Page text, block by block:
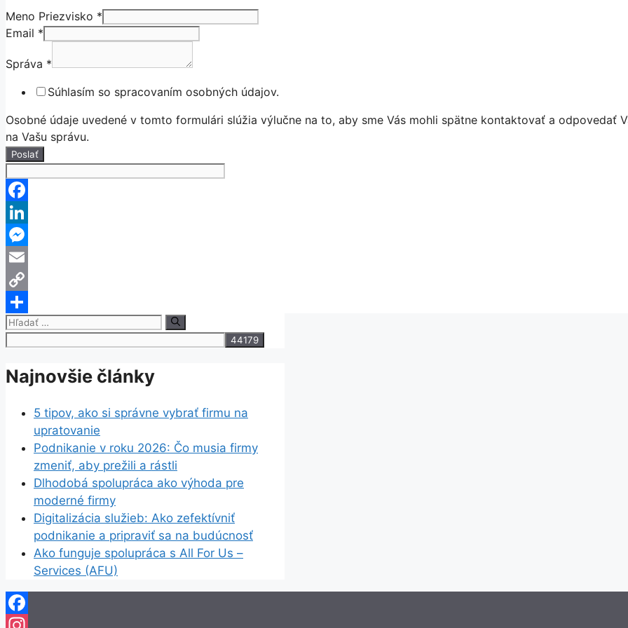
Meno Priezvisko *
Email *
Správa *
Súhlasím so spracovaním osobných údajov.
Osobné údaje uvedené v tomto formulári slúžia výlučne na to, aby sme Vás mohli spätne kontaktovať a odpovedať
na Vašu správu.
Poslať
Facebook
LinkedIn
Messenger
Email
Copy
Link
Share
Hľadať:
Najnovšie články
5 tipov, ako si správne vybrať firmu na
upratovanie
Podnikanie v roku 2026: Čo musia firmy
zmeniť, aby prežili a rástli
Dlhodobá spolupráca ako výhoda pre
moderné firmy
Digitalizácia služieb: Ako zefektívniť
podnikanie a pripraviť sa na budúcnosť
Ako funguje spolupráca s All For Us –
Services (AFU)